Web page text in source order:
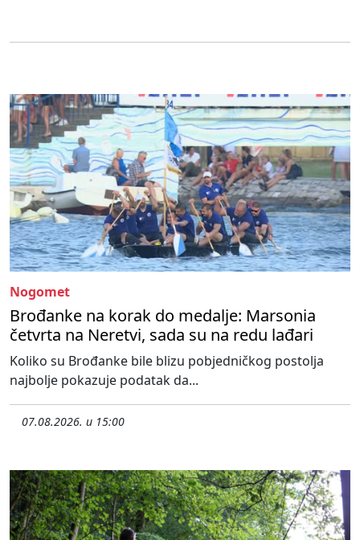
Nogomet
Brođanke na korak do medalje: Marsonia
četvrta na Neretvi, sada su na redu lađari
Koliko su Brođanke bile blizu pobjedničkog postolja
najbolje pokazuje podatak da...
07.08.2026. u 15:00